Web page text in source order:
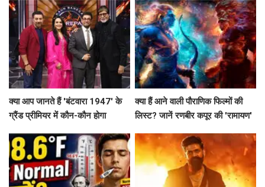
क्या आप जानते हैं 'बंटवारा 1947' के
ग्रैंड प्रीमियर में कौन-कौन होगा
क्या हैं आने वाली पौराणिक फिल्मों की
लिस्ट? जानें रणबीर कपूर की 'रामायण'